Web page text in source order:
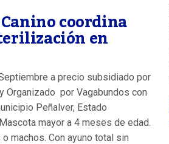
coordina
en
a precio subsidiado por
Organizado por Vagabundos con
Peñalver, Estado
mayor a 4 meses de edad.
machos. Con ayuno total sin